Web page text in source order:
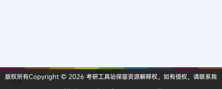
版权所有Copyright © 2026 考研工具站保留资源解释权，如有侵权，请联系我